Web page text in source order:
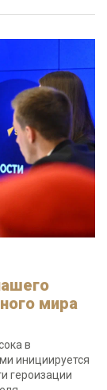
мира
в
инициируется
героизации